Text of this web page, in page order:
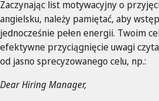
Zaczynając list motywacyjny o
angielsku, należy pamiętać, aby
jednocześnie pełen energii. Twoim
efektywne przyciągnięcie uwagi
od jasno sprecyzowanego celu, np.:
Dear Hiring Manager,